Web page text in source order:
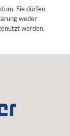
Sie dürfen
weder
werden.